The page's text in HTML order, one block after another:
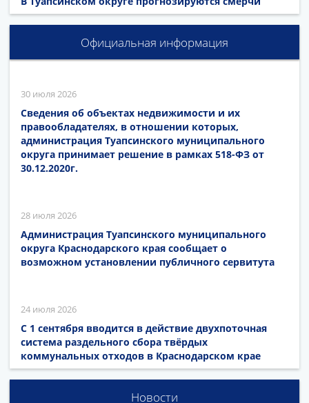
Официальная информация
30 июля 2026
Сведения об объектах недвижимости и их
правообладателях, в отношении которых,
администрация Туапсинского муниципального
округа принимает решение в рамках 518-ФЗ от
30.12.2020г.
28 июля 2026
Администрация Туапсинского муниципального
округа Краснодарского края сообщает о
возможном установлении публичного сервитута
24 июля 2026
С 1 сентября вводится в действие двухпоточная
система раздельного сбора твёрдых
коммунальных отходов в Краснодарском крае
Новости